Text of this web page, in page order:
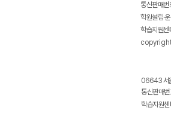
통신판매
학원설립·
학습지원
06643 서
통신판매
학습지원